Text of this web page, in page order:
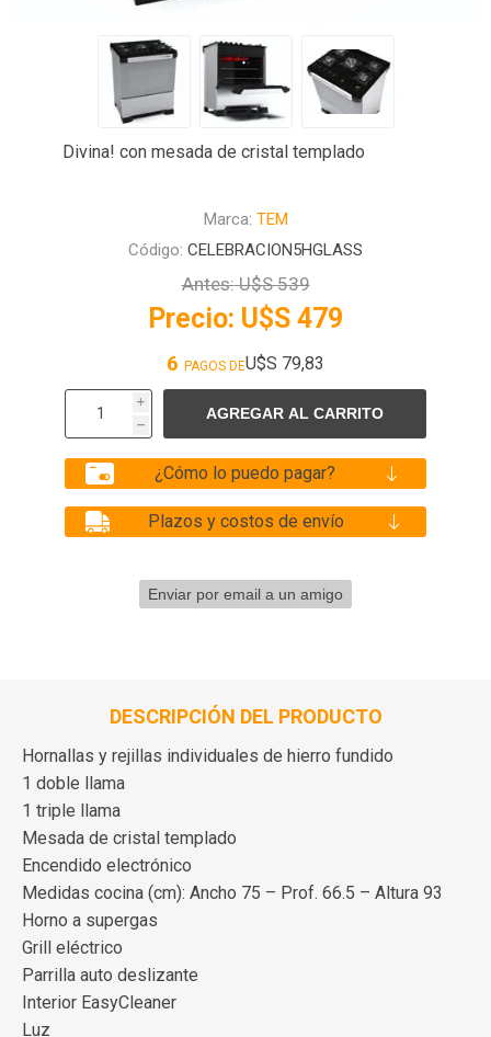
Divina! con mesada de cristal templado
Marca: TEM
Código: CELEBRACION5HGLASS
Antes: U$S 539
Precio: U$S 479
6 PAGOS DEU$S 79,83
i
h
¿Cómo lo puedo pagar?
Plazos y costos de envío
DESCRIPCIÓN DEL PRODUCTO
Hornallas y rejillas individuales de hierro fundido
1 doble llama
1 triple llama
Mesada de cristal templado
Encendido electrónico
Medidas cocina (cm): Ancho 75 – Prof. 66.5 – Altura 93
Horno a supergas
Grill eléctrico
Parrilla auto deslizante
Interior EasyCleaner
Luz